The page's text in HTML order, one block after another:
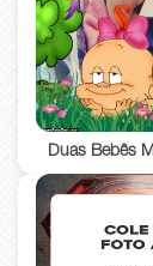
Duas Bebês